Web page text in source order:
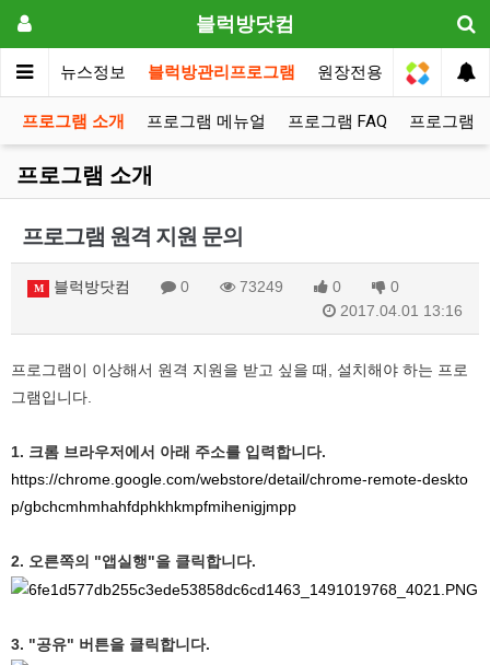
블럭방닷컴
메인 뉴스정보 블럭방관리프로그램 원장전용
프로그램 소개 프로그램 메뉴얼 프로그램 FAQ 프로그램
프로그램 소개
프로그램 원격 지원 문의
M 블럭방닷컴 0 73249 0
0
2017.04.01 13:16
프로그램이 이상해서 원격 지원을 받고 싶을 때, 설치해야 하는 프로
그램입니다.
1. 크롬 브라우저에서 아래 주소를 입력합니다.
https://chrome.google.com/webstore/detail/chrome-remote-deskto
p/gbchcmhmhahfdphkhkmpfmihenigjmpp
2. 오른쪽의 "앱실행"을 클릭합니다.
3. "공유" 버튼을 클릭합니다.